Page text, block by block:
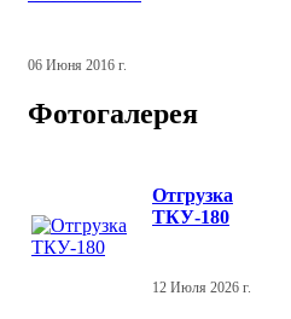
06 Июня 2016 г.
Фотогалерея
Отгрузка
ТКУ-180
12 Июля 2026 г.